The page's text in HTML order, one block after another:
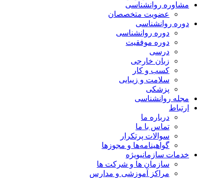
مشاوره روانشناسی
عضویت متخصصان
دوره روانشناسی
دوره روانشناسی
دوره موفقیت
درسی
زبان خارجی
کسب و کار
سلامت و زیبایی
پزشکی
مجله روانشناسی
ارتباط
درباره ما
تماس با ما
سوالات پرتکرار
گواهینامه‌ها و مجوزها
خدمات سازمانیویژه
سازمان ها و شرکت ها
مراکز آموزشی و مدارس